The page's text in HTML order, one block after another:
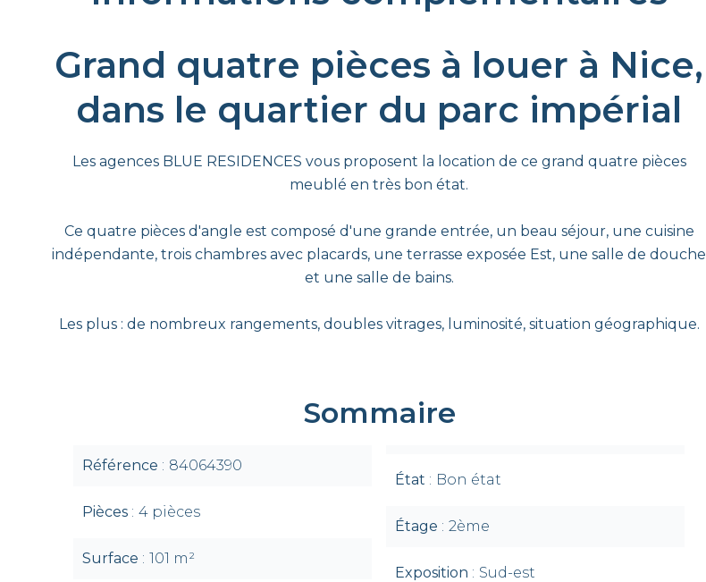
Grand quatre pièces à louer à Nice,
dans le quartier du parc impérial
Les agences BLUE RESIDENCES vous proposent la location de ce grand quatre pièces
meublé en très bon état.
Ce quatre pièces d'angle est composé d'une grande entrée, un beau séjour, une cuisine
indépendante, trois chambres avec placards, une terrasse exposée Est, une salle de douche
et une salle de bains.
Les plus : de nombreux rangements, doubles vitrages, luminosité, situation géographique.
Sommaire
Référence 84064390
Pièces 4 pièces
Surface 101 m²
État Bon état
Étage 2ème
Exposition Sud-est